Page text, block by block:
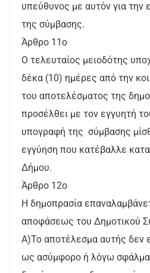
υπεύθυνος με αυτόν για
της σύμβασης.
Άρθρο 11ο
Ο τελευταίος μειοδότης
δέκα (10) ημέρες από την
του αποτελέσματος της
προσέλθει με τον εγγυητή
υπογραφή της σύμβασης
εγγύηση που κατέβαλλε
Δήμου.
Άρθρο 12ο
Η δημοπρασία
αποφάσεως του Δημοτικού
Α)Το αποτέλεσμα αυτής δεν
ως ασύμφορο ή λόγω